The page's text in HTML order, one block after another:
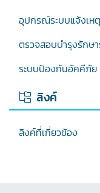
อุปกรณ์ระบบแจ้งเห
ตรวจสอบบำรุงรักษ
ระบบป้องกันอัคคีภัย
ลิงค์
ลิงค์ที่เกี่ยวข้อง